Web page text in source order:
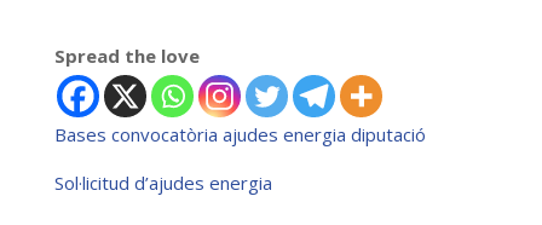
Spread the love
Bases convocatòria ajudes energia diputació
Sol·licitud d’ajudes energia